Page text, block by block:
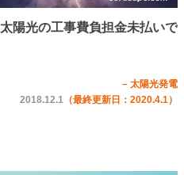
陽光の工事費負担金未払いで
– 太陽光発電
2018.12.1 （最終更新日：2020.4.1）